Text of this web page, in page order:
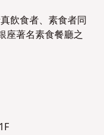
飲食者、素食者同
座著名素食餐廳之